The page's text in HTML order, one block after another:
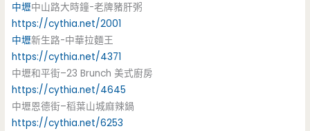
中壢中山路大時鐘-老牌豬肝粥
https://cythia.net/2001
中壢新生路-中華拉麵王
https://cythia.net/4371
中壢和平街–23 Brunch 美式廚房
https://cythia.net/4645
中壢恩德街–稻葉山城麻辣鍋
https://cythia.net/6253